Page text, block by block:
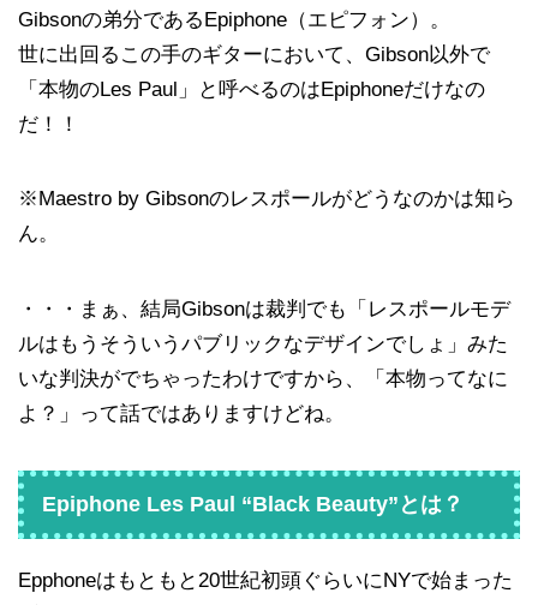
Gibsonの弟分であるEpiphone（エピフォン）。
世に出回るこの手のギターにおいて、Gibson以外で
「本物のLes Paul」と呼べるのはEpiphoneだけなの
だ！！
※Maestro by Gibsonのレスポールがどうなのかは知ら
ん。
・・・まぁ、結局Gibsonは裁判でも「レスポールモデ
ルはもうそういうパブリックなデザインでしょ」みた
いな判決がでちゃったわけですから、「本物ってなに
よ？」って話ではありますけどね。
Epiphone Les Paul “Black Beauty”とは？
Epphoneはもともと20世紀初頭ぐらいにNYで始まった